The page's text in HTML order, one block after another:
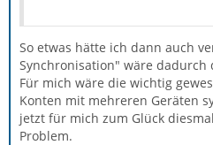
So etwas hätte ich dann auch
Synchronisation" wäre dadurch
Für mich wäre die wichtig
Konten mit mehreren Geräten
jetzt für mich zum Glück
Problem.